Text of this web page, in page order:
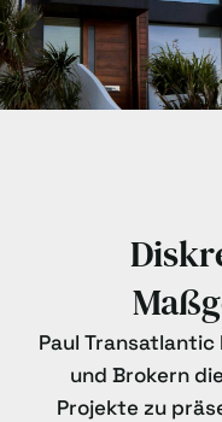
Paul
und Brokern
Projekte zu